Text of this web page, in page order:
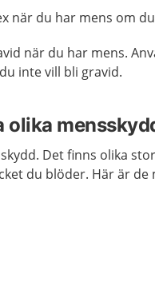
när du har mens om
när du har mens.
inte vill bli gravid.
olika
Det finns olika
du blöder. Här är de